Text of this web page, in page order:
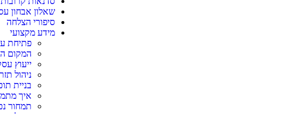
שאלון אבחון
סיפורי הצלחה
מידע מקצועי
פתיחת
המקום
ייעוץ
ניהול
בניית
איך
תמחור